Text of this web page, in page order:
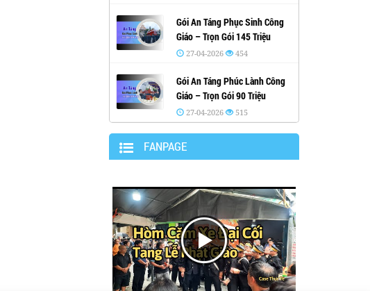
Gói An Táng Phục Sinh Công
Giáo – Trọn Gói 145 Triệu
27-04-2026 454
Gói An Táng Phúc Lành Công
Giáo – Trọn Gói 90 Triệu
27-04-2026 515
FANPAGE